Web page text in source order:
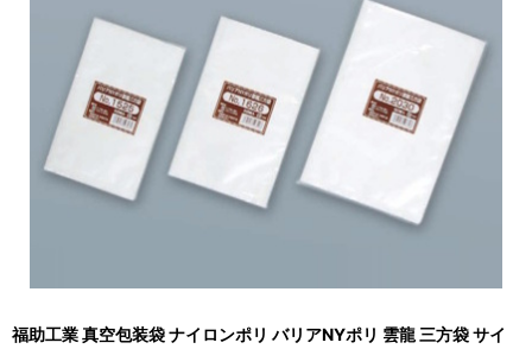
福助工業 真空包装袋 ナイロンポリ バリアNYポリ 雲龍 三方袋 サイ